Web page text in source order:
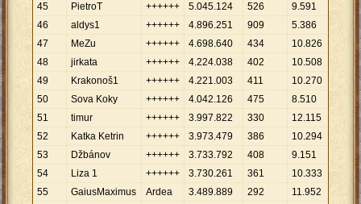
45
PietroT ++++++ 5.045.124 526 9.591
46
aldys1 ++++++ 4.896.251 909 5.386
47
MeZu ++++++ 4.698.640 434 10.826
48
jirkata ++++++ 4.224.038 402 10.508
49
Krakonoš1 ++++++ 4.221.003 411 10.270
50
Sova Koky ++++++ 4.042.126 475 8.510
51
timur ++++++ 3.997.822 330 12.115
52
Katka Ketrin ++++++ 3.973.479 386 10.294
53
Džbánov ++++++ 3.733.792 408 9.151
54
Liza 1 ++++++ 3.730.261 361 10.333
55
GaiusMaximus Ardea 3.489.889 292 11.952